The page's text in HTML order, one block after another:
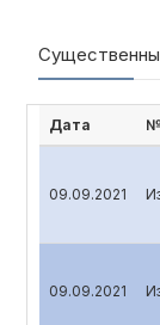
Дата №
09.09.2021
09.09.2021